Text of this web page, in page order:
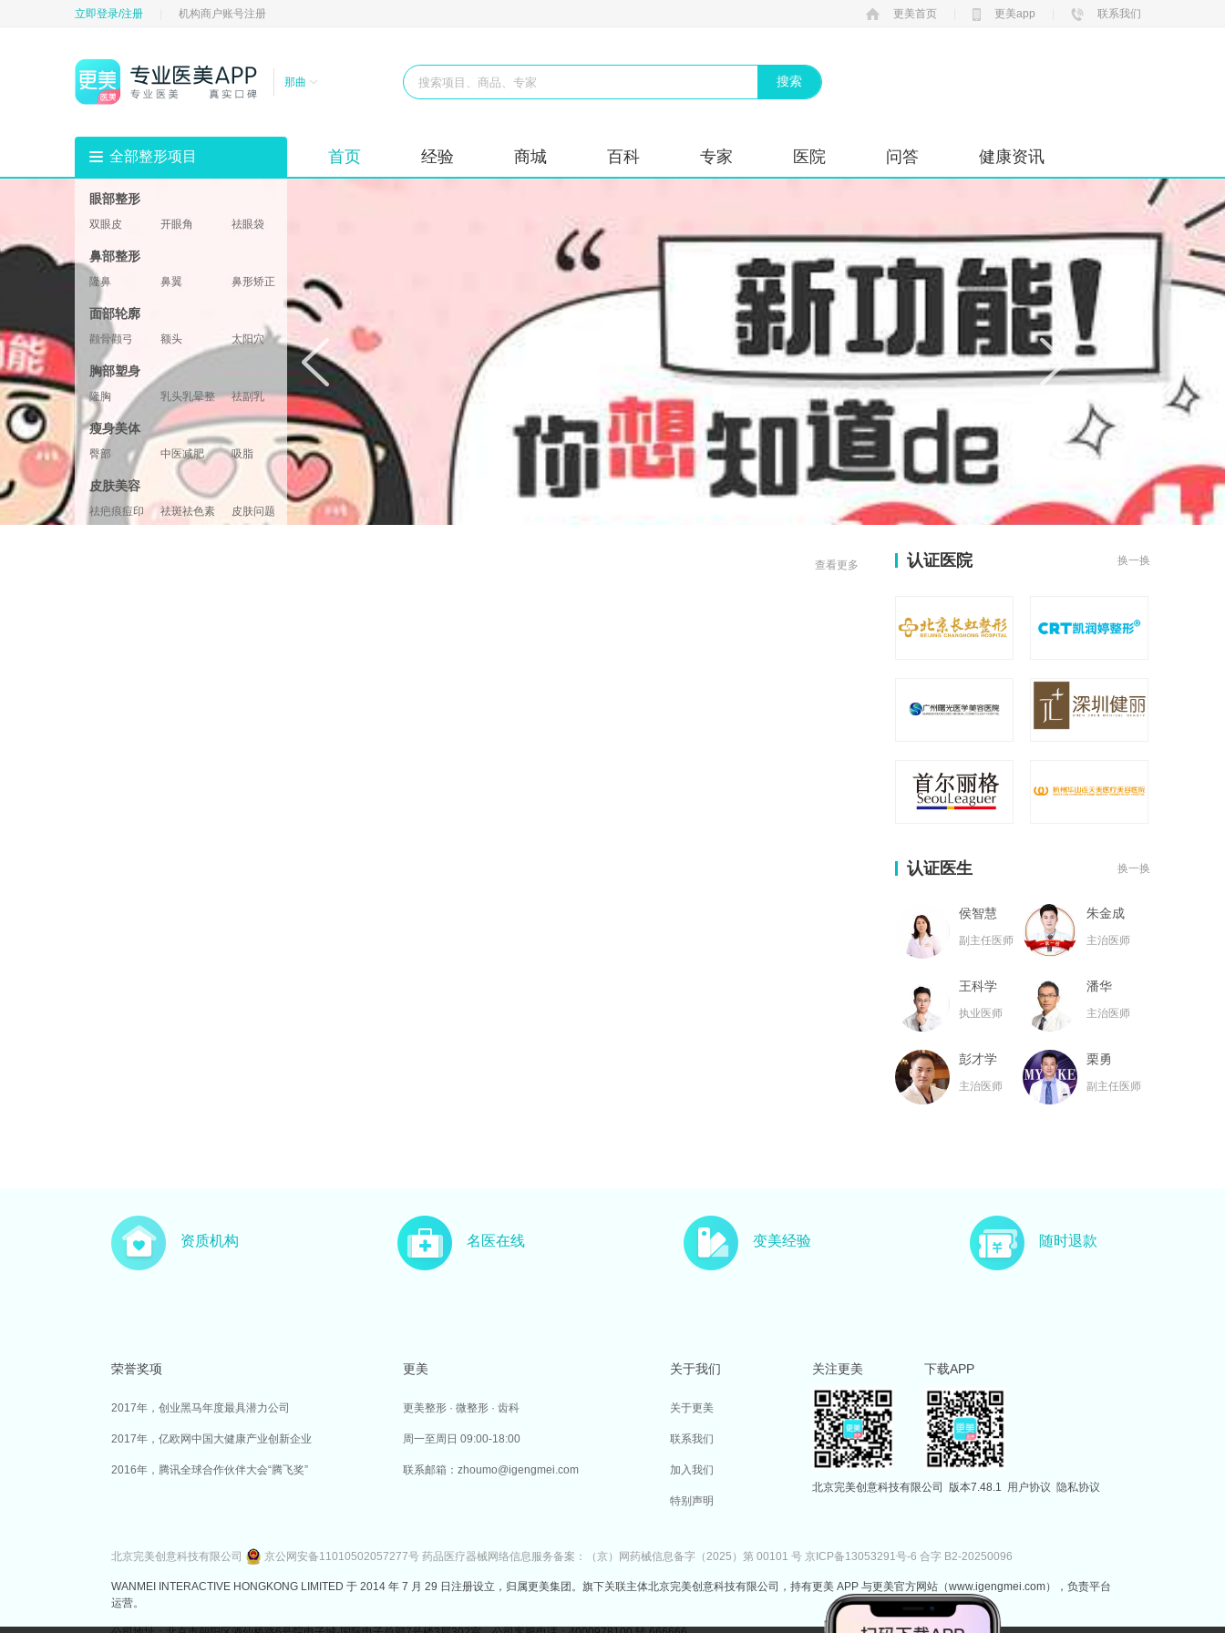
立即登录/注册 机构商户账号注册 更美首页 更美app 联系我们
那曲
全部整形项目 首页 经验 商城 百科 专家 医院 问答 健康资讯
眼部整形
双眼皮 开眼角
祛眼袋
垫眉弓
鼻部整形
隆鼻 鼻翼
鼻形矫正
鼻部修复
鼻小柱
面部轮廓
颧骨颧弓 额头
太阳穴
酒窝
下颌角
两颚
胸部塑身
隆胸 乳头乳晕整形 祛副乳
胸形美化
胸部修复 胸部套餐
瘦身美体
臀部 中医减肥
吸脂
腿部塑形
超声溶脂
射频溶脂
冷冻溶脂
光纤溶脂
皮肤美容
祛疤痕痘印 祛斑祛色素
皮肤问题
查看更多
认证医院 换一换
认证医生 换一换
侯智慧
副主任医师
朱金成
主治医师
王科学
执业医师
潘华
主治医师
彭才学
主治医师
栗勇
副主任医师
主治医师 副主任医师
资质机构 名医在线 变美经验 随时退款
荣誉奖项
2017年，创业黑马年度最具潜力公司
2017年，亿欧网中国大健康产业创新企业
2016年，腾讯全球合作伙伴大会“腾飞奖”
更美
更美整形 · 微整形 · 齿科
周一至周日 09:00-18:00
联系邮箱：zhoumo@igengmei.com
关于我们
关于更美
联系我们
加入我们
特别声明
关注更美 下载APP
北京完美创意科技有限公司 版本7.48.1 用户协议 隐私协议
北京完美创意科技有限公司 京公网安备11010502057277号 药品医疗器械网络信息服务备案：（京）网药械信息备字（2025）第 00101 号 京ICP备13053291号-6 合字 B2-20250096
WANMEI INTERACTIVE HONGKONG LIMITED 于 2014 年 7 月 29 日注册设立，归属更美集团。旗下关联主体北京完美创意科技有限公司，持有更美 APP 与更美官方网站（www.igengmei.com），负责平台
运营。